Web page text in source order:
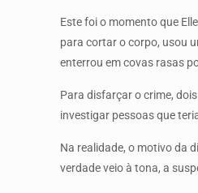
Este foi o momento que
para cortar o corpo, usou
enterrou em covas rasas
Para disfarçar o crime,
investigar pessoas que
Na realidade, o motivo da
verdade veio à tona, a